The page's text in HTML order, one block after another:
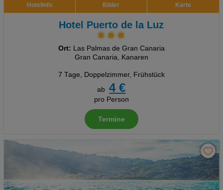
Hotelinfo Bilder Karte
Hotel Puerto de la Luz
Ort: Las Palmas de Gran Canaria
Gran Canaria, Kanaren
7 Tage, Doppelzimmer, Frühstück
ab
4 €
pro Person
Termine